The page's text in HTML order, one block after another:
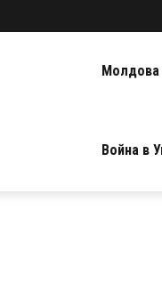
Молдова
Война в